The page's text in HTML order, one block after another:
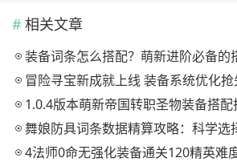
相关文章
装备词条怎么搭配？萌新进阶必备的
冒险寻宝新成就上线 装备系统优化抢
1.0.4版本萌新帝国转职圣物装备搭配
舞娘防具词条数据精算攻略：科学选
4法师0命无强化装备通关120精英难